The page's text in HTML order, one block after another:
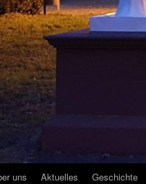
uns Aktuelles Geschichte